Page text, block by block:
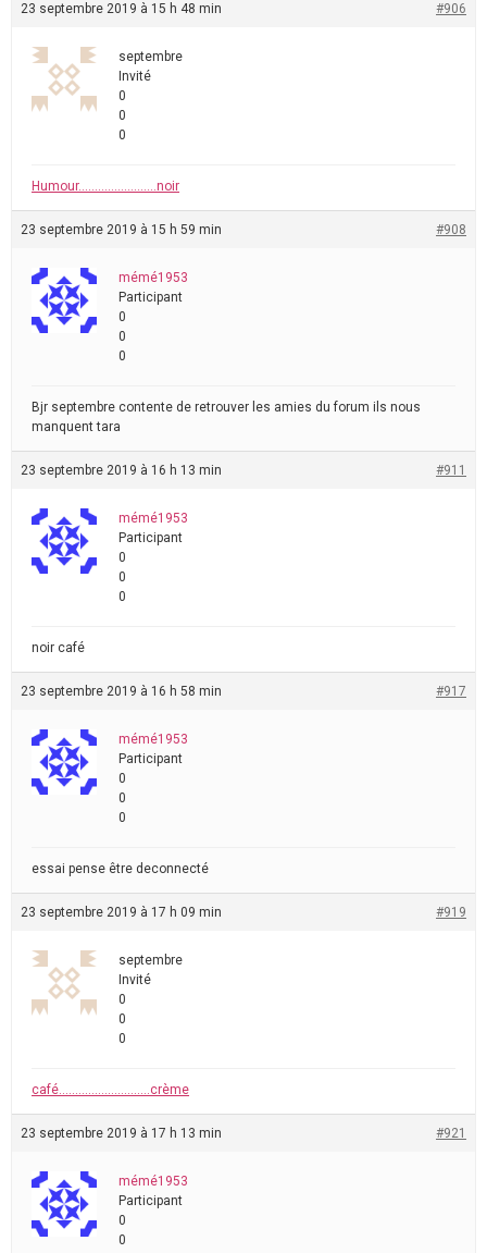
23 septembre 2019 à 15 h 48 min #906
septembre
Invité
0
0
0
Humour……………………noir
23 septembre 2019 à 15 h 59 min #908
mémé1953
Participant
0
0
0
Bjr septembre contente de retrouver les amies du forum ils nous
manquent tara
23 septembre 2019 à 16 h 13 min #911
mémé1953
Participant
0
0
0
noir café
23 septembre 2019 à 16 h 58 min #917
mémé1953
Participant
0
0
0
essai pense être deconnecté
23 septembre 2019 à 17 h 09 min #919
septembre
Invité
0
0
0
café……………………….crème
23 septembre 2019 à 17 h 13 min #921
mémé1953
Participant
0
0